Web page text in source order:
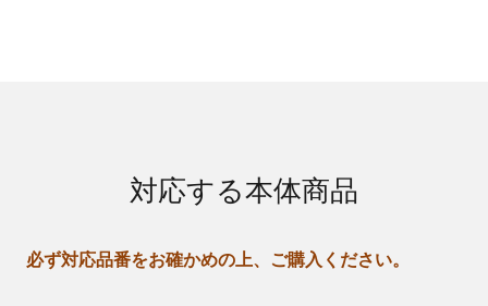
対応する本体商品
必ず対応品番をお確かめの上、ご購入ください。